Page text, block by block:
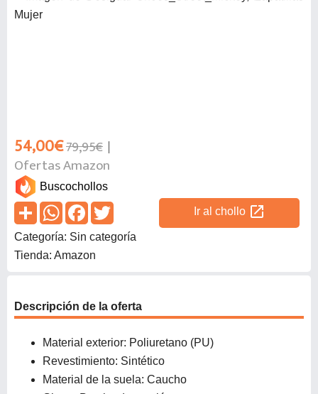
54,00€79,95€
Ofertas Amazon
Buscochollos
Ir al chollo open_in_new
Categoría: Sin categoría
Tienda: Amazon
Descripción de la oferta
Material exterior: Poliuretano (PU)
Revestimiento: Sintético
Material de la suela: Caucho